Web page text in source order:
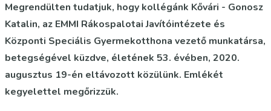
Megrendülten tudatjuk, hogy kollégánk Kővári - Gonosz
Katalin, az EMMI Rákospalotai Javítóintézete és
Központi Speciális Gyermekotthona vezető munkatársa,
betegségével küzdve, életének 53. évében, 2020.
augusztus 19-én eltávozott közülünk. Emlékét
kegyelettel megőrizzük.